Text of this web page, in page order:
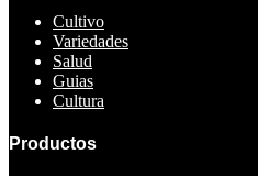
Cultivo
Variedades
Salud
Guias
Cultura
Productos